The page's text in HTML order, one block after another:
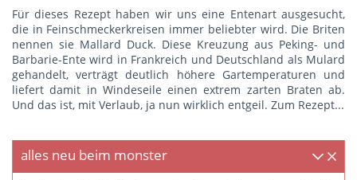
Für dieses Rezept haben wir uns eine Entenart ausgesucht,
die in Feinschmeckerkreisen immer beliebter wird. Die Briten
nennen sie Mallard Duck. Diese Kreuzung aus Peking- und
Barbarie-Ente wird in Frankreich und Deutschland als Mulard
gehandelt, verträgt deutlich höhere Gartemperaturen und
liefert damit in Windeseile einen extrem zarten Braten ab.
Und das ist, mit Verlaub, ja nun wirklich entgeil. Zum Rezept...
alles neu beim monster